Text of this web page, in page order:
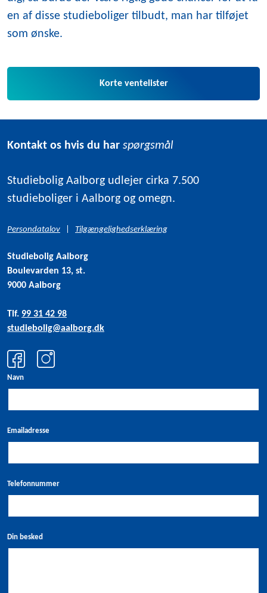
en af disse studieboliger tilbudt, man har tilføjet
som ønske.
Korte ventelister
Kontakt os hvis du har spørgsmål
Studiebolig Aalborg udlejer cirka 7.500
studieboliger i Aalborg og omegn.
Persondatalov Tilgængelighedserklæring
Studiebolig Aalborg
Boulevarden 13, st.
9000 Aalborg
Tlf. 99 31 42 98
studiebolig@aalborg.dk
Navn
Emailadresse
Telefonnummer
Din besked